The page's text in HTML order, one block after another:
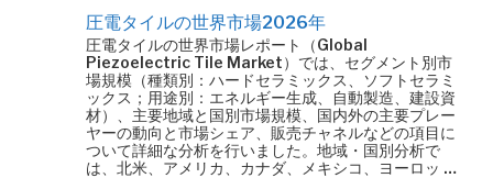
圧電タイルの世界市場2026年
圧電タイルの世界市場レポート（Global
Piezoelectric Tile Market）では、セグメント別市
場規模（種類別：ハードセラミックス、ソフトセラミ
ックス；用途別：エネルギー生成、自動製造、建設資
材）、主要地域と国別市場規模、国内外の主要プレー
ヤーの動向と市場シェア、販売チャネルなどの項目に
ついて詳細な分析を行いました。地域・国別分析で
は、北米、アメリカ、カナダ、メキシコ、ヨーロッ …